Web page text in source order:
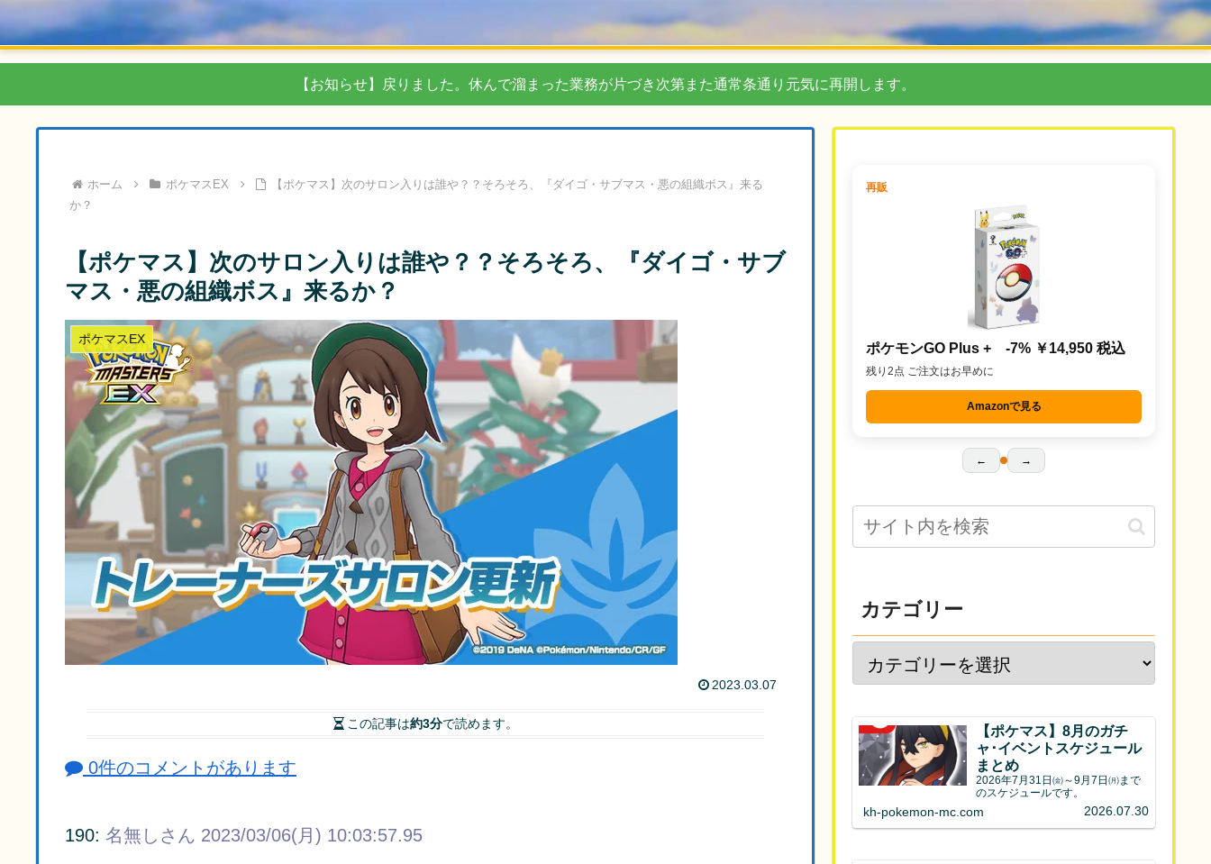
【お知らせ】戻りました。休んで溜まった業務が片づき次第また通常条通り元気に再開します。
ホーム ポケマスEX
【ポケマス】次のサロン入りは誰や？？そろそろ、『ダイゴ・サブマス・悪の組織ボス』来る
か？
【ポケマス】次のサロン入りは誰や？？そろそろ、『ダイゴ・サブ
マス・悪の組織ボス』来るか？
ポケマスEX
2023.03.07
この記事は約3分で読めます。
0件のコメントがあります
190: 名無しさん 2023/03/06(月) 10:03:57.95
再販
ポケモンGO Plus + -7% ￥14,950 税込
残り2点 ご注文はお早めに
Amazonで見る
← →
カテゴリー
【ポケマス】8月のガチ
ャ･イベントスケジュール
まとめ
2026年7月31日㈮～9月7日㈪まで
のスケジュールです。
kh-pokemon-mc.com 2026.07.30